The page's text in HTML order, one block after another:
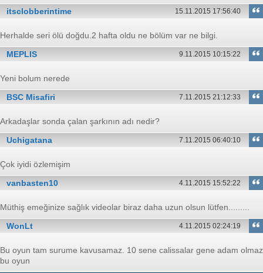
itsclobberintime
15.11.2015 17:56:40
Herhalde seri ölü doğdu.2 hafta oldu ne bölüm var ne bilgi.
MEPLIS
9.11.2015 10:15:22
Yeni bolum nerede
BSC Misafiri
7.11.2015 21:12:33
Arkadaşlar sonda çalan şarkının adı nedir?
Uchigatana
7.11.2015 06:40:10
Çok iyidi özlemişim
vanbasten10
4.11.2015 15:52:22
Müthiş emeğinize sağlık videolar biraz daha uzun olsun lütfen.........
WonLt
4.11.2015 02:24:19
Bu oyun tam surume kavusamaz. 10 sene calissalar gene adam olmaz
bu oyun